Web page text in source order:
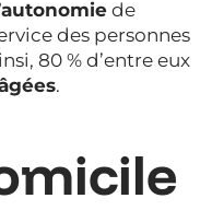
de
des personnes
80 % d’entre eux
.